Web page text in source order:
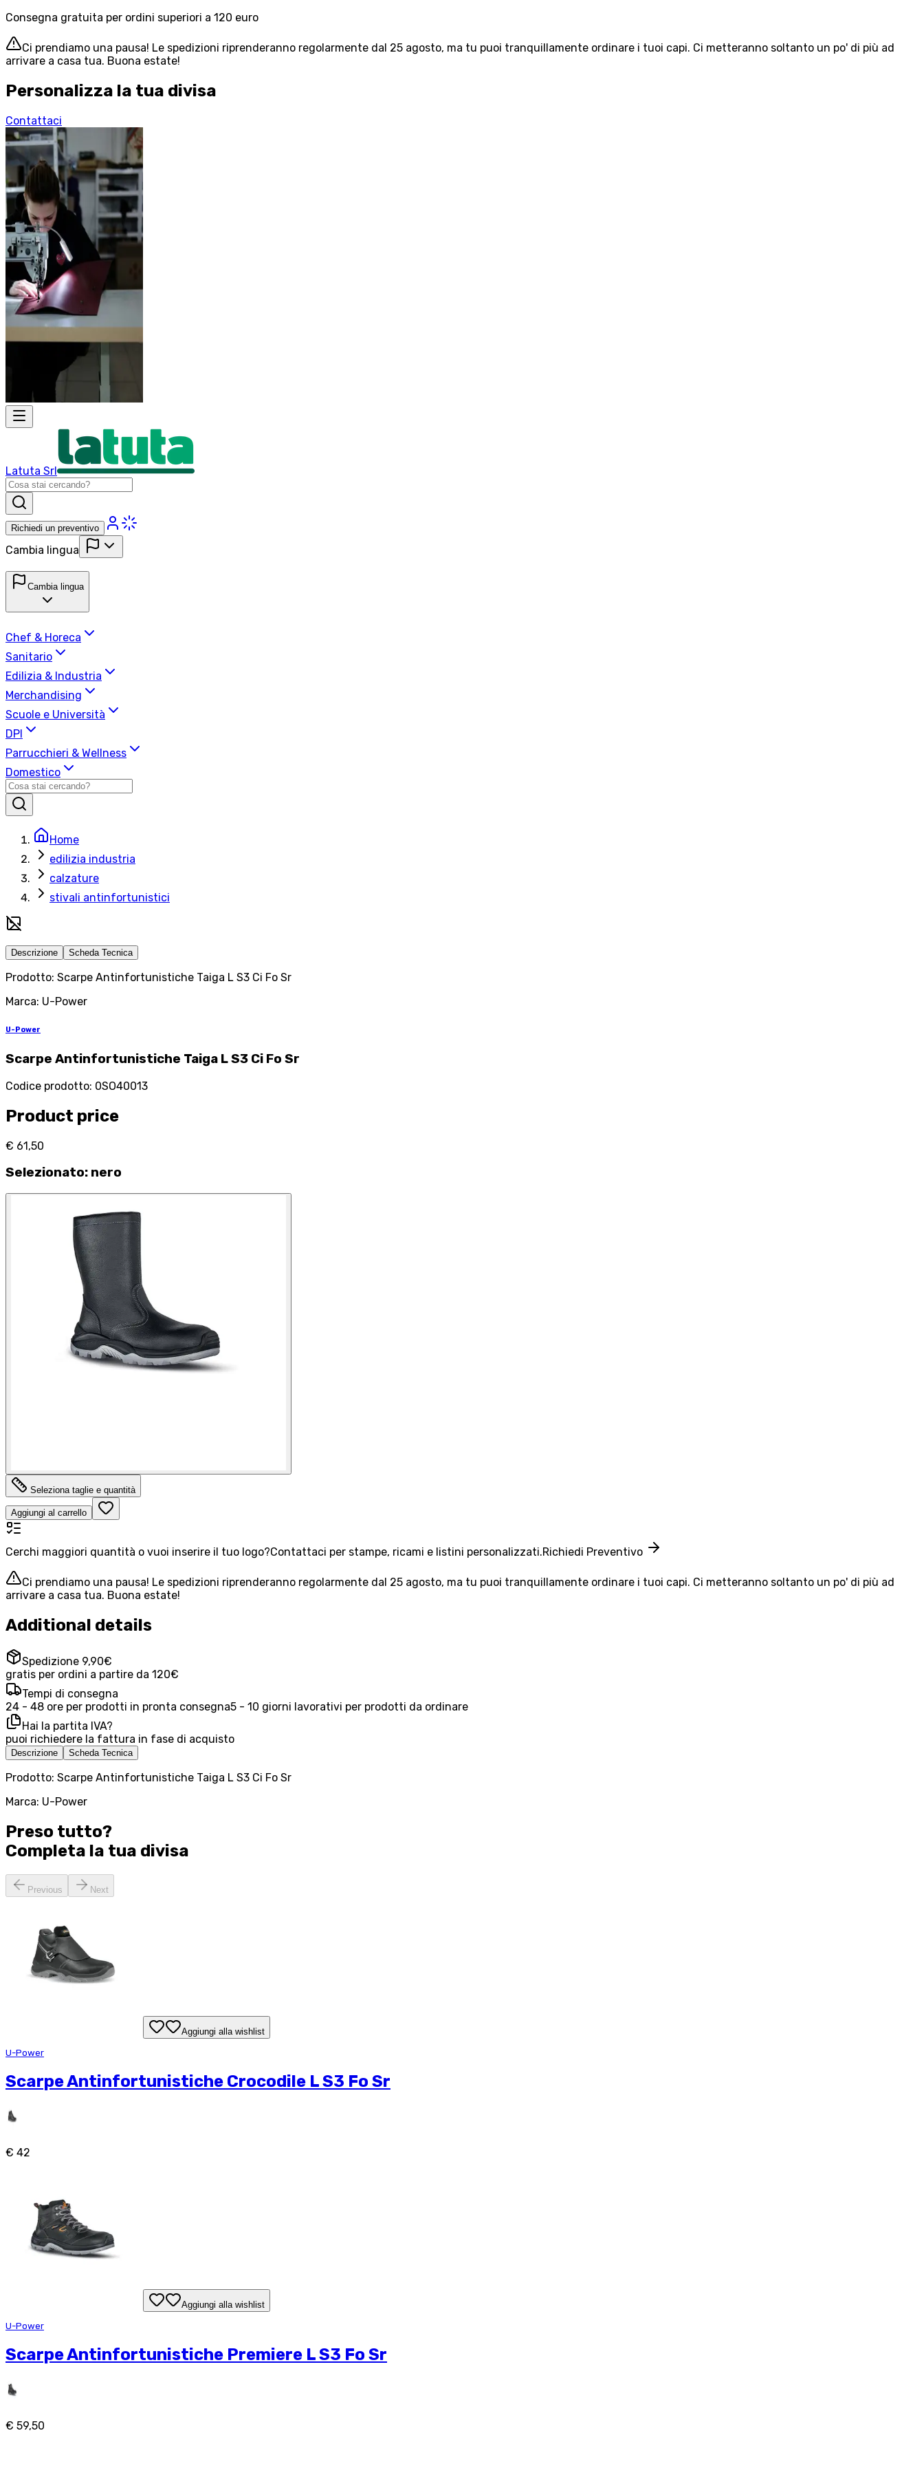
Consegna gratuita per ordini superiori a 120 euro
Ci prendiamo una pausa! Le spedizioni riprenderanno regolarmente dal 25 agosto, ma tu puoi tranquillamente ordinare i tuoi capi. Ci metteranno soltanto un po' di più ad
arrivare a casa tua. Buona estate!
Personalizza la tua divisa
Contattaci
Latuta Srl
Richiedi un preventivo
Cambia lingua
Cambia lingua
Chef & Horeca
Sanitario
Edilizia & Industria
Merchandising
Scuole e Università
DPI
Parrucchieri & Wellness
Domestico
Home
edilizia industria
calzature
stivali antinfortunistici
Descrizione Scheda Tecnica
Prodotto: Scarpe Antinfortunistiche Taiga L S3 Ci Fo Sr
Marca: U-Power
U-Power
Scarpe Antinfortunistiche Taiga L S3 Ci Fo Sr
Codice prodotto: 0SO40013
Product price
€ 61,50
Selezionato: nero
Seleziona taglie e quantità
Aggiungi al carrello
Cerchi maggiori quantità o vuoi inserire il tuo logo?Contattaci per stampe, ricami e listini personalizzati.Richiedi Preventivo
Ci prendiamo una pausa! Le spedizioni riprenderanno regolarmente dal 25 agosto, ma tu puoi tranquillamente ordinare i tuoi capi. Ci metteranno soltanto un po' di più ad
arrivare a casa tua. Buona estate!
Additional details
Spedizione 9,90€
gratis per ordini a partire da 120€
Tempi di consegna
24 - 48 ore per prodotti in pronta consegna5 - 10 giorni lavorativi per prodotti da ordinare
Hai la partita IVA?
puoi richiedere la fattura in fase di acquisto
Descrizione Scheda Tecnica
Prodotto: Scarpe Antinfortunistiche Taiga L S3 Ci Fo Sr
Marca: U-Power
Preso tutto?
Completa la tua divisa
Previous Next
Aggiungi alla wishlist
U-Power
Scarpe Antinfortunistiche Crocodile L S3 Fo Sr
€ 42
Aggiungi alla wishlist
U-Power
Scarpe Antinfortunistiche Premiere L S3 Fo Sr
€ 59,50